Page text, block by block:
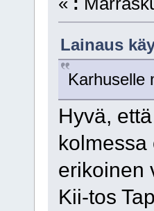
Lainaus
Karhuselle
Hyvä,
kolmessa
erikoinen
Kii-tos